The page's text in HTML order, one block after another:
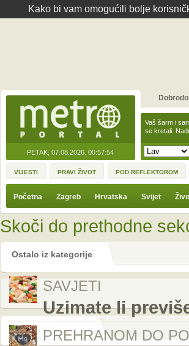
Kako bi vam omogućili bolje
PETAK, 07.08.2026. 00:57:54
Vaš šarm i
se kretali.
VIJESTI PRAVI ŽIVOT POD REFLEKTOROM
Početna Zagreb Hrvatska Svijet
Skoči do prethodne
Ostalo iz kategorije
SAVJETI
Uzimate li
PREHRANOM DO